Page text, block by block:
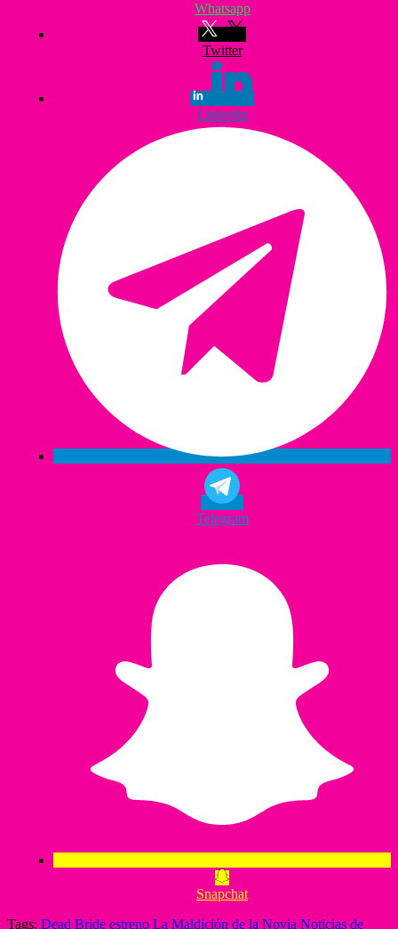
Whatsapp
Twitter
Linkedin
Telegram
Snapchat
Tags: Dead Bride estreno La Maldición de la Novia Noticias de